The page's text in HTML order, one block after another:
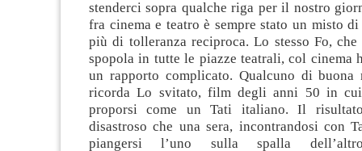
stenderci sopra qualche riga per il nostro
fra cinema e teatro è sempre stato un misto
più di tolleranza reciproca. Lo stesso Fo, che
spopola in tutte le piazze teatrali, col cinema
un rapporto complicato. Qualcuno di
ricorda Lo svitato, film degli anni 50 in
proporsi come un Tati italiano. Il
disastroso che una sera, incontrandosi con
piangersi l’uno sulla spalla